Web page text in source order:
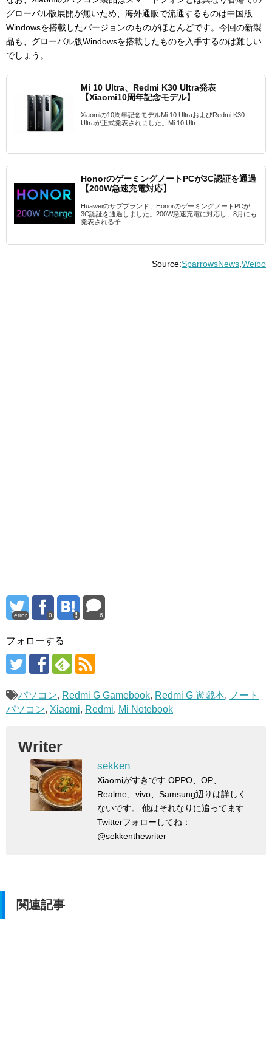
グローバル版展開が無いため、海外通販で流通するものは中国版
Windowsを搭載したバージョンのものがほとんどです。今回の新製
品も、グローバル版Windowsを搭載したものを入手するのは難しい
でしょう。
Mi 10 Ultra、Redmi K30 Ultra発表
【Xiaomi10周年記念モデル】
Xiaomiの10周年記念モデルMi 10 UltraおよびRedmi K30
Ultraが正式発表されました。Mi 10 Ultr...
HonorのゲーミングノートPCが3C認証を通過
【200W急速充電対応】
Huaweiのサブブランド、HonorのゲーミングノートPCが
3C認証を通過しました。200W急速充電に対応し、8月にも
発表される予...
Source:SparrowsNews Weibo
error 0 6
フォローする
パソコン, Redmi G Gamebook, Redmi G 遊戯本, ノート
パソコン, Xiaomi, Redmi, Mi Notebook
Writer
sekken
Xiaomiがすきです OPPO、OP、
Realme、vivo、Samsung辺りは詳しく
ないです。 他はそれなりに追ってます
Twitterフォローしてね：
@sekkenthewriter
関連記事